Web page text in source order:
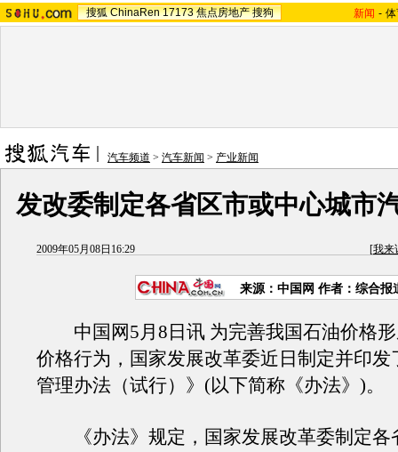
搜狐 ChinaRen 17173 焦点房地产 搜狗 新闻 -
汽车频道 > 汽车新闻 > 产业新闻
发改委制定各省区市或中心城市
2009年05月08日16:29 [我来
来源： 中国网 作者：综合报
中国网5月8日讯 为完善我国石油价格形
价格行为，国家发展改革委近日制定并印发
管理办法（试行）》(以下简称《办法》)。
《办法》规定，国家发展改革委制定各